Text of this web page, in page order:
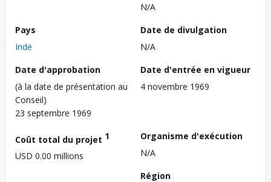
N/A
Pays
Inde
Date de divulgation
N/A
Date d'approbation
(à la date de présentation au
Conseil)
23 septembre 1969
Date d'entrée en vigueur
4 novembre 1969
Coût total du projet 1
USD 0.00 millions
Organisme d'exécution
N/A
Région